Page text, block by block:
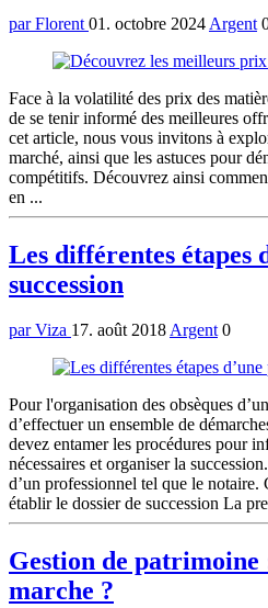
par Florent 01. octobre 2024 Argent
Face à la volatilité des prix des
de se tenir informé des meilleures
cet article, nous vous invitons à
marché, ainsi que les astuces pour
compétitifs. Découvrez ainsi
en ...
Les différentes étapes
succession
par Viza 17. août 2018Argent 0
Pour l'organisation des obsèques
d’effectuer un ensemble de
devez entamer les procédures pour
nécessaires et organiser la
d’un professionnel tel que le notaire.
établir le dossier de succession La
Gestion de patrimoine
marche ?